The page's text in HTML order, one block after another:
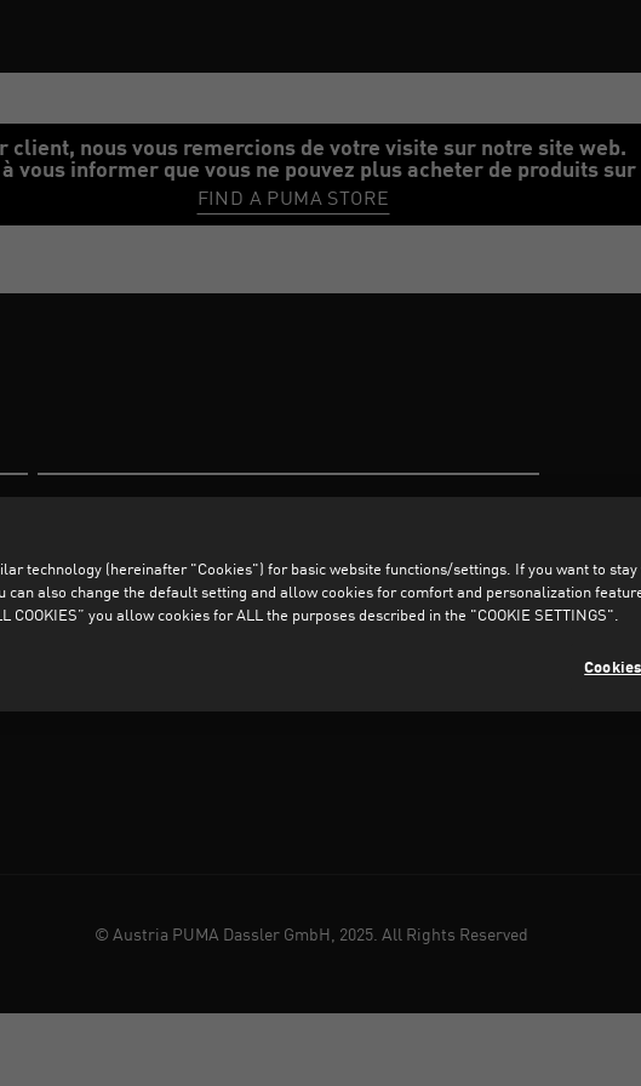
cloud Accueil
client, nous vous remercions de votre visite sur notre site web.
vous informer que vous ne pouvez plus acheter de produits sur
FIND A PUMA STORE
cloud Accueil
Entreprise
Corporate News
Investisseur
Développement
© Austria PUMA Dassler GmbH, 2025. All Rights Reserved
technology (hereinafter "Cookies") for basic website functions/settings. If you want to
can also change the default setting and allow cookies for comfort and personalization
COOKIES” you allow cookies for ALL the purposes described in the "COOKIE SETTINGS".